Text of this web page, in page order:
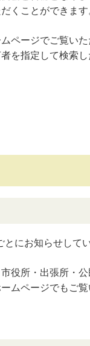
くことができます
ページでご覧い
を指定して検索
にお知らせしてい
役所・出張所・公
ムページでもご覧